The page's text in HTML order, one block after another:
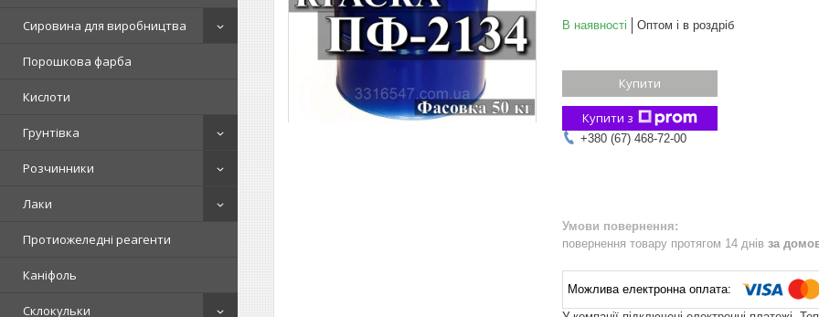
Сировина для виробництва
Порошкова фарба
Кислоти
Грунтівка
Розчинники
Лаки
Протиожеледні реагенти
Каніфоль
Склокульки
В наявності Оптом і в роздріб
Купити
Купити з
+380 (67) 468-72-00
повернення товару протягом 14 днів за